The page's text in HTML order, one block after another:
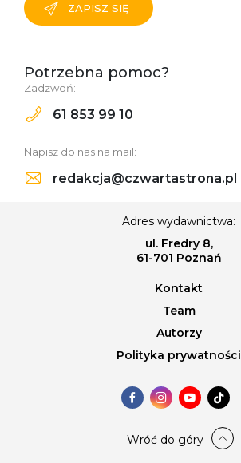
ZAPISZ SIĘ
Potrzebna pomoc?
Zadzwoń:
61 853 99 10
Napisz do nas na mail:
redakcja@czwartastrona.pl
Adres wydawnictwa:
ul. Fredry 8,
61-701 Poznań
Kontakt
Team
Autorzy
Polityka prywatności
Wróć do góry